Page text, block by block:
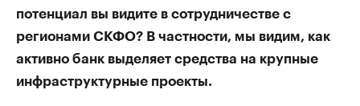
потенциал вы видите в сотрудничестве с
регионами СКФО? В частности, мы видим, как
активно банк выделяет средства на крупные
инфраструктурные проекты.